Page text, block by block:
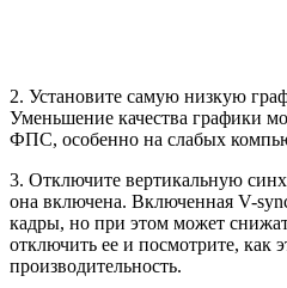
2. Установите самую низкую
Уменьшение качества графики
ФПС, особенно на слабых
3. Отключите вертикальную
она включена. Включенная V-
кадры, но при этом может
отключить ее и посмотрите, как
производительность.